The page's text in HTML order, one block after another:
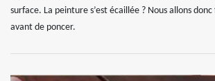
surface. La peinture s’est écaillée ? Nous allons
avant de poncer.